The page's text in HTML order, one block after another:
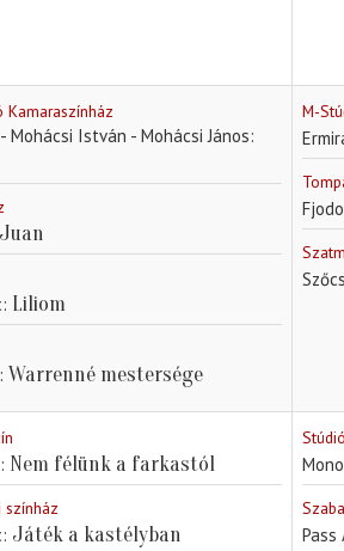
Kamaraszínház
Mohácsi István - Mohácsi János
Liliom
Warrenné mestersége
M-
Nem félünk a farkastól
színház
Játék a kastélyban
Stúdió
Pass